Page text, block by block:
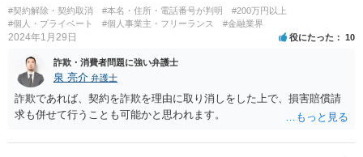
ります。なお、在職中から会計処理や現金管理の不自然さを認識して
いた、部下に過度な権限を与えたまま放置していた、退職時に重要な
情報を引き継がなかった等の事情があれば、会社から問題視される可
能性はあるでしょう。 対応としては、まず会社から何を求められてい
るのかを明確にすることが重要です。謝罪、調査協力、金銭負担、始
末書提出など、求められている内容によって対応は異なります。不用
意に責任を認める文書を作成したり、損害負担を約束したりすること
は避けるべきです。一方で、在職中の業務内容、権限分掌、引継ぎ資
#契約解除・契約取消 #本名・住所・電話番号が判明
#200万円以上
#個人・プライベート
#個人事業主・フリーランス #金融業界
2024年1月29日 役にたった 10
詐欺・消費者問題に強い弁護士
泉 亮介 弁護士
詐欺であれば、契約を詐欺を理由に取り消しをした上で、損害賠償請
求も併せて行うことも可能かと思われます。